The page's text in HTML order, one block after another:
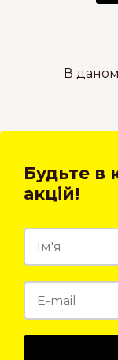
В
Будьте в
акцій!